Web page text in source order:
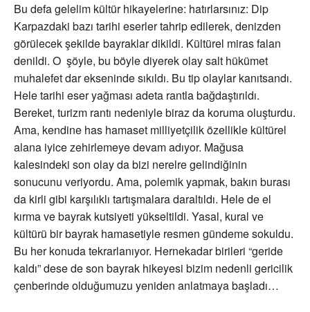
Bu defa gelelim kültür hikayelerine: hatırlarsınız: Dip
Karpazdaki bazı tarihi eserler tahrip edilerek, denizden
görülecek şekilde bayraklar dikildi. Kültürel miras falan
denildi. O şöyle, bu böyle diyerek olay salt hükümet
muhalefet dar ekseninde sıkıldı. Bu tip olaylar kanıtsandı.
Hele tarihi eser yağması adeta rantla bağdaştırıldı.
Bereket, turizm rantı nedeniyle biraz da koruma oluşturdu.
Ama, kendine has hamaset milliyetçilik özellikle kültürel
alana iyice zehirlemeye devam adıyor. Mağusa
kalesindeki son olay da bizi nerelre gelindiğinin
sonucunu veriyordu. Ama, polemik yapmak, bakın burası
da kirli gibi karşılıklı tartışmalara daraltıldı. Hele de el
kırma ve bayrak kutsiyeti yükseltildi. Yasal, kural ve
kültürü bir bayrak hamasetiyle resmen gündeme sokuldu.
Bu her konuda tekrarlanıyor. Hernekadar birileri “geride
kaldı” dese de son bayrak hikeyesi bizim nedenli gericilik
çenberinde olduğumuzu yeniden anlatmaya başladı…